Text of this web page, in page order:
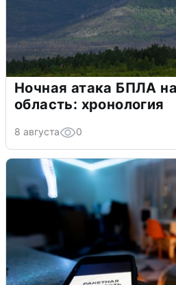
Ночная атака БПЛА
область: хронология
8 августа 0